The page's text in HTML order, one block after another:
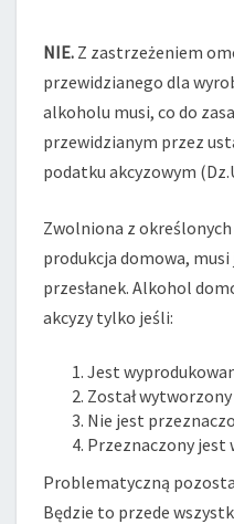
NIE. Z zastrzeżeniem
przewidzianego dla
alkoholu musi, co do
przewidzianym przez
podatku akcyzowym
Zwolniona z
produkcja domowa, musi
przesłanek. Alkohol
akcyzy tylko jeśli:
Jest
Został
Nie jest
Przeznaczony jest
Problematyczną
Będzie to przede